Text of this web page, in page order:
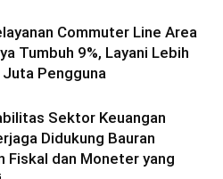
Commuter Line Area
Tumbuh 9%, Layani Lebih
Pengguna
Sektor Keuangan
Didukung Bauran
Fiskal dan Moneter yang